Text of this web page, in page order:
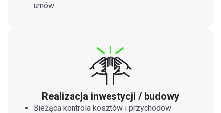
umów
Realizacja inwestycji / budowy
Bieżąca kontrola kosztów i przychodów